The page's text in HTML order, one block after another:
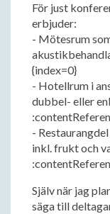
För just
erbjuder:
- Mötesrum
{index=0}
- Hotellrum i
dubbel- eller
-
inkl. frukt och
Själv när jag
säga till